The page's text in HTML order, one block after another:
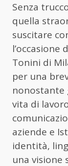
Senza
quella
suscitare
l’occasione
Tonini di
per una
nonostante
vita di
aziende e
identità,
una visione